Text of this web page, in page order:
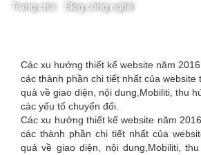
Trang chủ Blog công nghệ
You
are
here
Các xu hướng thiết kế website năm
các thành phần chi tiết nhất của website
quả về giao diện, nội dung, Mobiliti, thu
các yếu tố chuyển đổi.
Các xu hướng thiết kế website năm
các thành phần chi tiết nhất của
quả về giao diện, nội dung,Mobiliti,